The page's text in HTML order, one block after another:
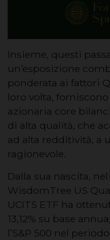
Insieme, questi
un’esposizione
ponderata ai fattori
loro volta,
azionaria core
di alta qualità, che
ad alta redditività, a
ragionevole.
Dalla sua nascita,
WisdomTree US
UCITS ETF ha
13,12% su base
l’S&P 500 nel